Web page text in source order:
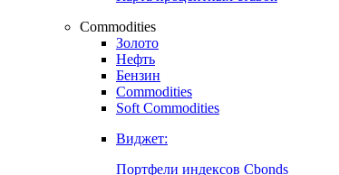
Виджет:
Карта процентных ставок
Commodities
Золото
Нефть
Бензин
Commodities
Soft Commodities